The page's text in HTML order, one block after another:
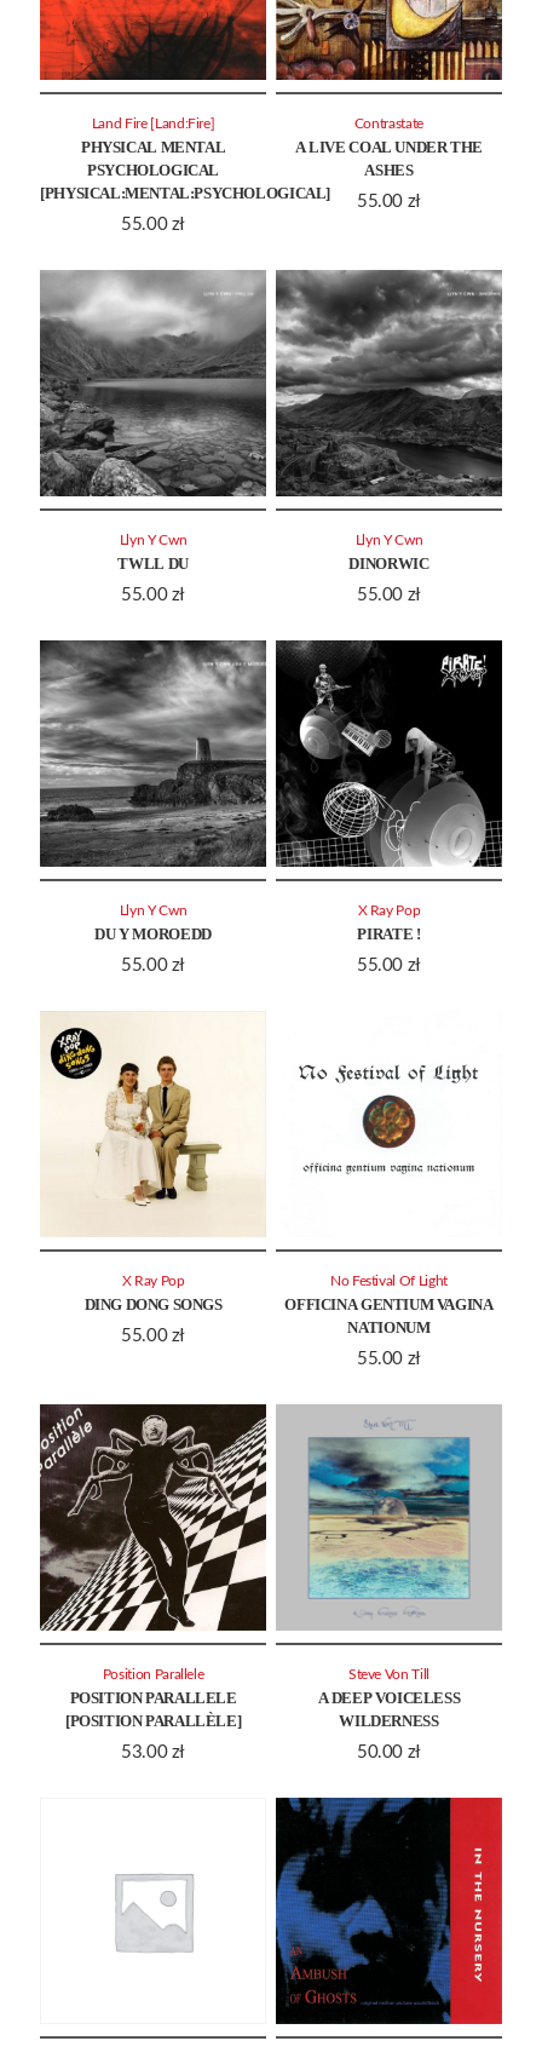
PHYSICAL MENTAL
PSYCHOLOGICAL
[PHYSICAL:MENTAL:PSYCHOLOGICAL]
55.00 zł
Land Fire [Land:Fire]
A LIVE COAL UNDER THE
ASHES
55.00 zł
Contrastate
TWLL DU
55.00 zł
Llyn Y Cwn
DINORWIC
55.00 zł
Llyn Y Cwn
DU Y MOROEDD
55.00 zł
Llyn Y Cwn
PIRATE !
55.00 zł
X Ray Pop
DING DONG SONGS
55.00 zł
X Ray Pop
OFFICINA GENTIUM VAGINA
NATIONUM
55.00 zł
No Festival Of Light
POSITION PARALLELE
[POSITION PARALLÈLE]
53.00 zł
Position Parallele
A DEEP VOICELESS
WILDERNESS
50.00 zł
Steve Von Till